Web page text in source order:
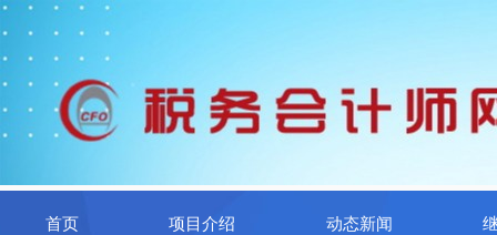
首页 项目介绍 动态新闻